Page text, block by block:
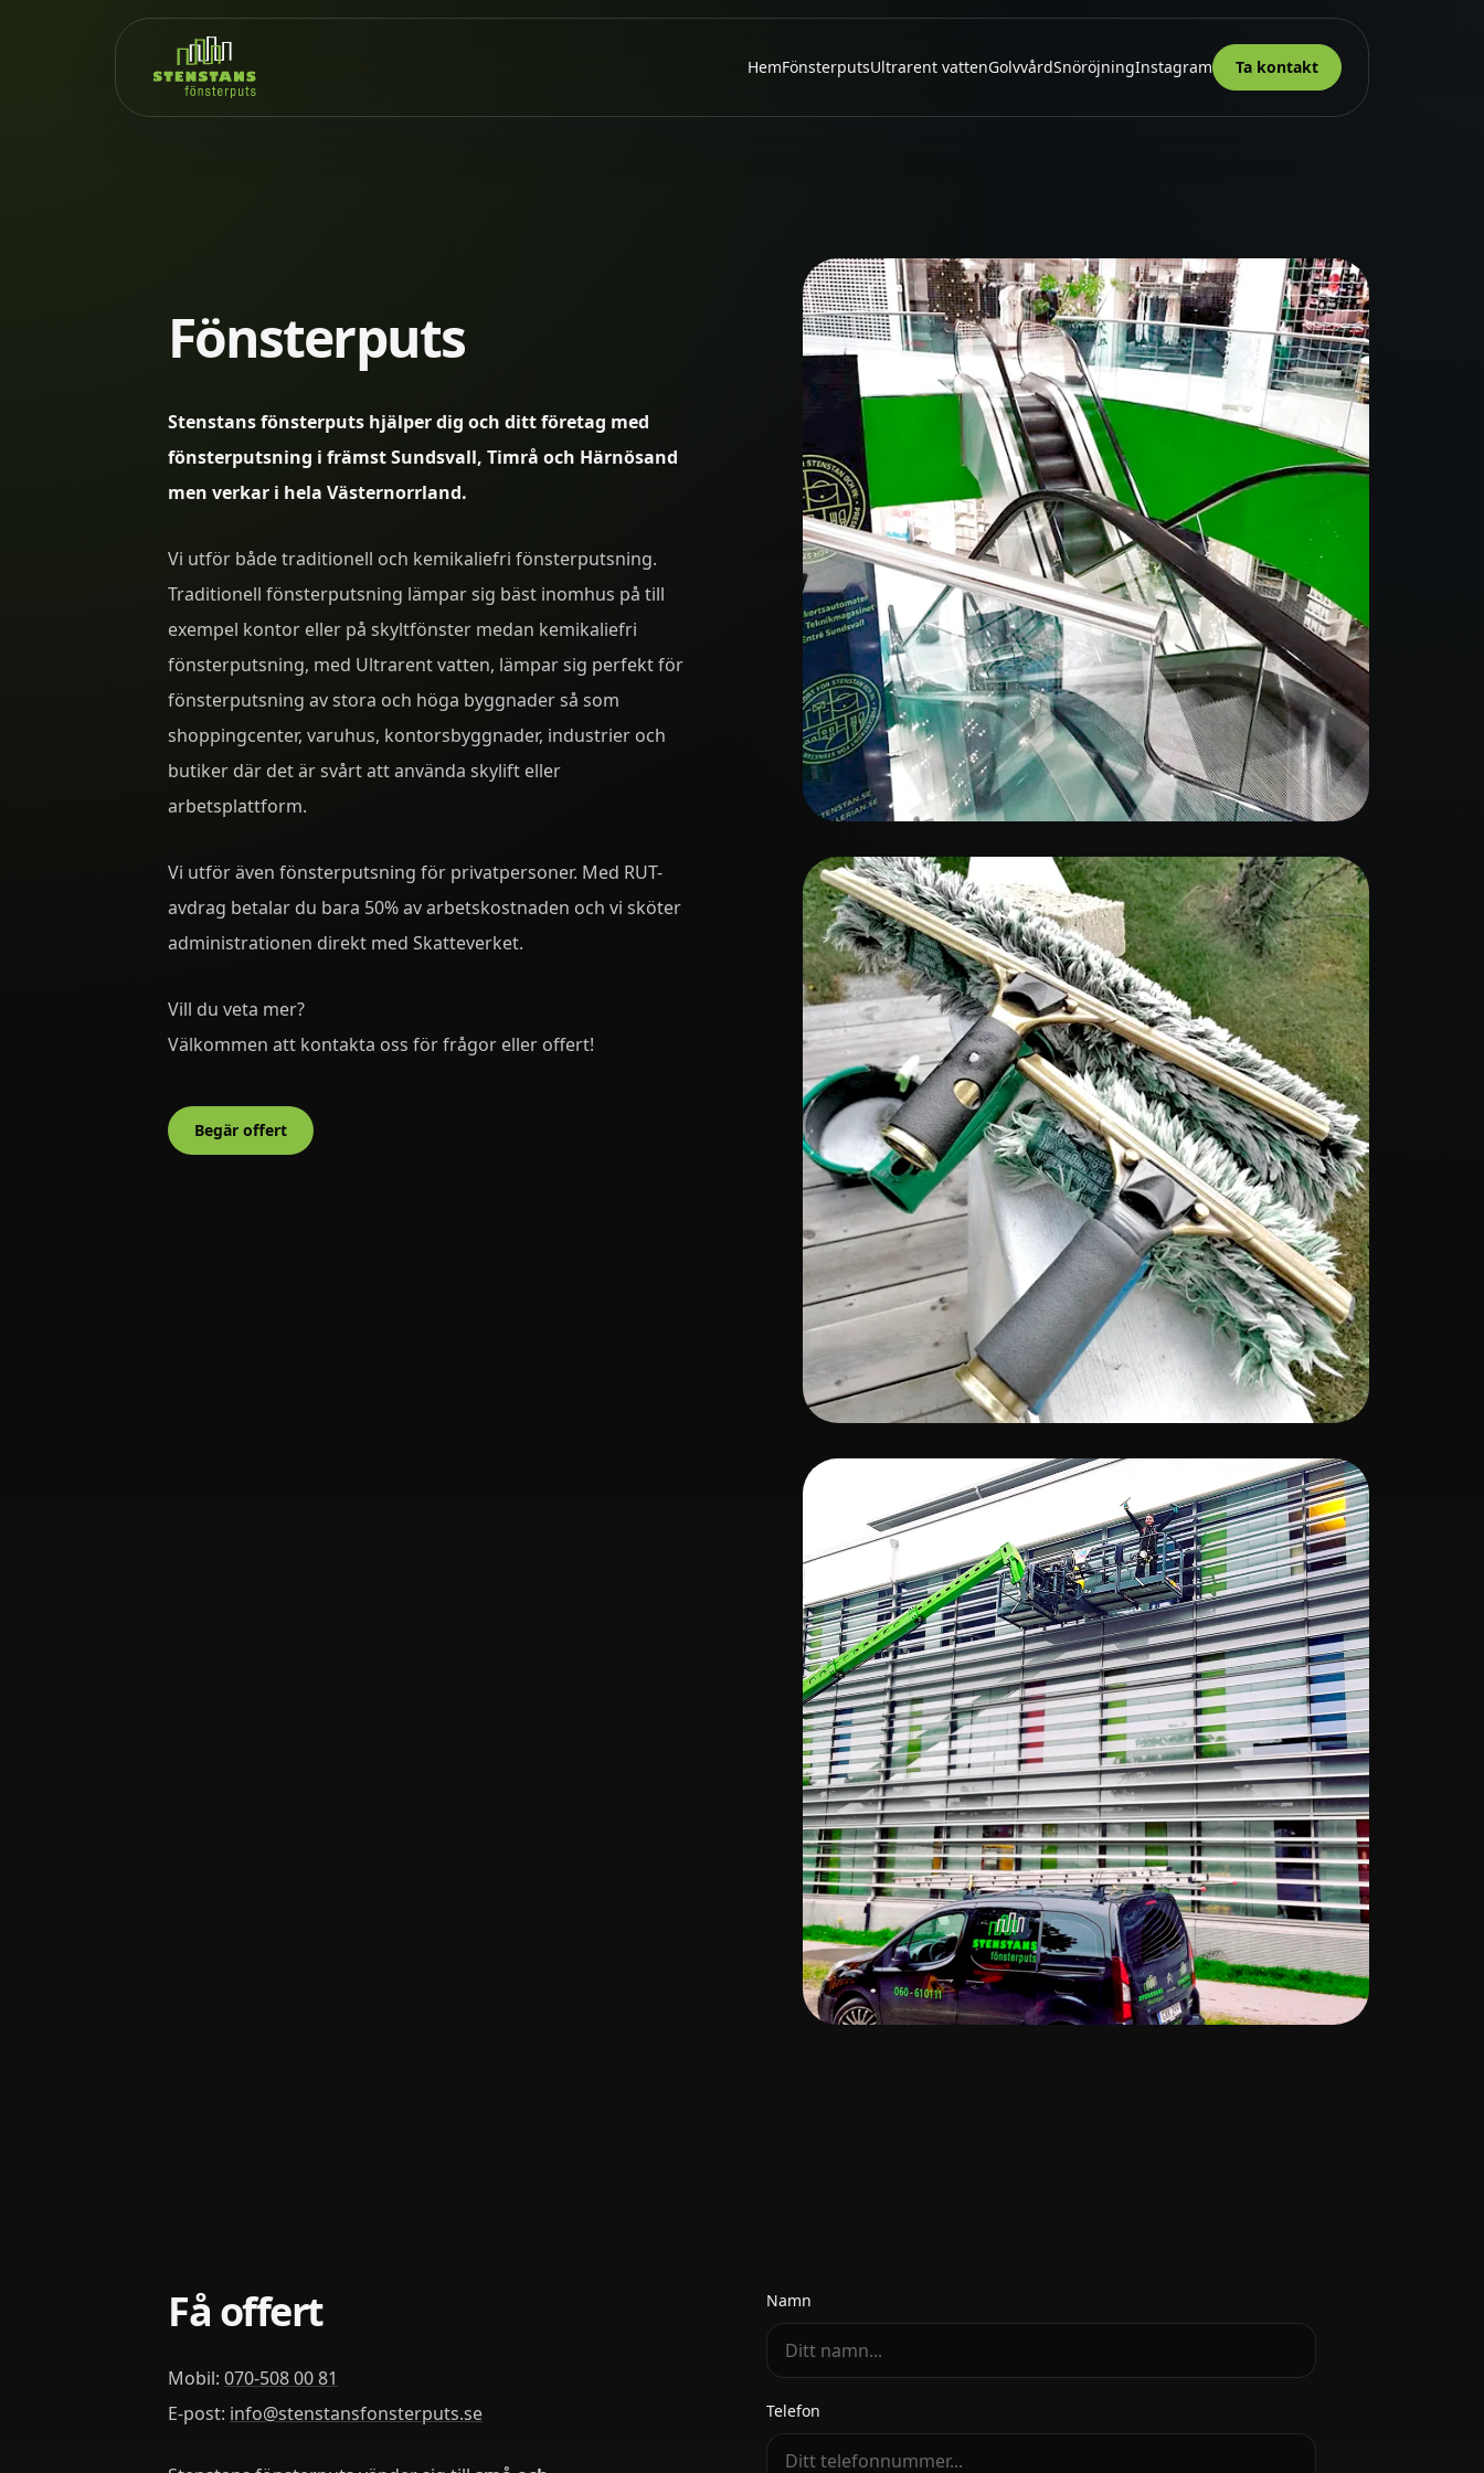
HemFönsterputsUltrarent vattenGolvvårdSnöröjningInstagram Ta kontakt
Fönsterputs
Stenstans fönsterputs hjälper dig och ditt företag med
fönsterputsning i främst Sundsvall, Timrå och Härnösand
men verkar i hela Västernorrland.
Vi utför både traditionell och kemikaliefri fönsterputsning.
Traditionell fönsterputsning lämpar sig bäst inomhus på till
exempel kontor eller på skyltfönster medan kemikaliefri
fönsterputsning, med Ultrarent vatten, lämpar sig perfekt för
fönsterputsning av stora och höga byggnader så som
shoppingcenter, varuhus, kontorsbyggnader, industrier och
butiker där det är svårt att använda skylift eller
arbetsplattform.
Vi utför även fönsterputsning för privatpersoner. Med RUT-
avdrag betalar du bara 50% av arbetskostnaden och vi sköter
administrationen direkt med Skatteverket.
Vill du veta mer?
Välkommen att kontakta oss för frågor eller offert!
Begär offert
Få offert
Mobil: 070-508 00 81
E-post: info@stenstansfonsterputs.se
Namn
Telefon